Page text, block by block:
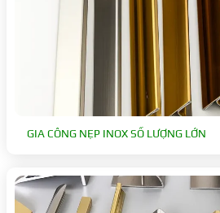
GIA CÔNG NẸP INOX SỐ LƯỢNG LỚN